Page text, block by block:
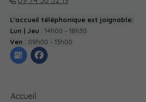
L'accueil téléphonique est joignable:
Lun | Jeu : 14h00 - 18h30
Ven : 09h00 - 13h00
Accueil